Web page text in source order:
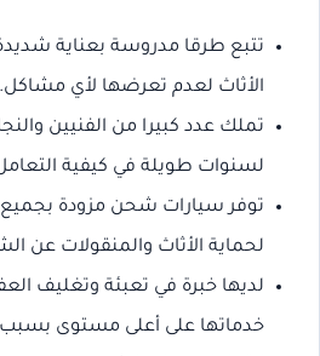
تتبع طرقا مدروسة بعناية
الأثاث لعدم تعرضها لأي مشاكل.
تملك عدد كبيرا من الفنيين
لسنوات طويلة في كيفية
توفر سيارات شحن مزودة بجميع
لحماية الأثاث والمنقولات عن
لديها خبرة في تعبئة وتغليف
خدماتها على أعلى مستوى بسبب